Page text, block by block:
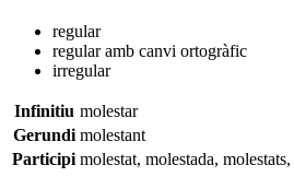
regular
regular amb canvi ortogràfic
irregular
Infinitiu molestar
Gerundi molestant
Participi molestat, molestada, molestats,